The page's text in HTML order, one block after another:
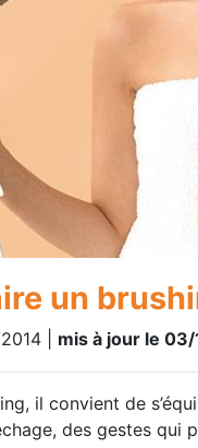
un
| mis à jour le
il convient de
des gestes